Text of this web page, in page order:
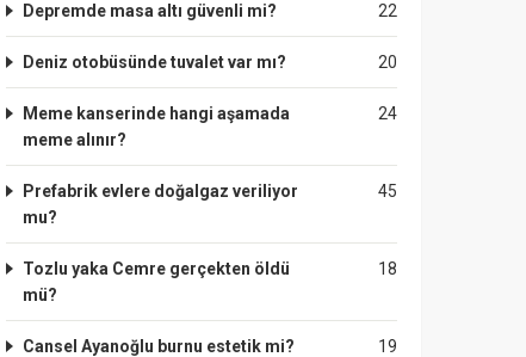
22
Depremde masa altı güvenli mi?
20
Deniz otobüsünde tuvalet var mı?
24
Meme kanserinde hangi aşamada
meme alınır?
45
Prefabrik evlere doğalgaz veriliyor
mu?
18
Tozlu yaka Cemre gerçekten öldü
mü?
19
Cansel Ayanoğlu burnu estetik mi?